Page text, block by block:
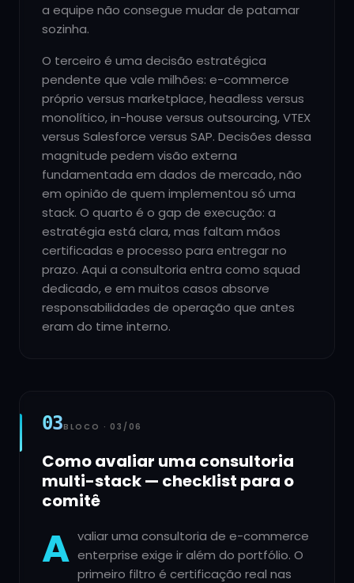
a equipe não consegue mudar de patamar
sozinha.
O terceiro é uma decisão estratégica
pendente que vale milhões: e-commerce
próprio versus marketplace, headless versus
monolítico, in-house versus outsourcing, VTEX
versus Salesforce versus SAP. Decisões dessa
magnitude pedem visão externa
fundamentada em dados de mercado, não
em opinião de quem implementou só uma
stack. O quarto é o gap de execução: a
estratégia está clara, mas faltam mãos
certificadas e processo para entregar no
prazo. Aqui a consultoria entra como squad
dedicado, e em muitos casos absorve
responsabilidades de operação que antes
eram do time interno.
03BLOCO ·03 /06
Como avaliar uma consultoria
multi-stack — checklist para o
comitê
A valiar uma consultoria de e-commerce
enterprise exige ir além do portfólio. O
primeiro filtro é certificação real nas